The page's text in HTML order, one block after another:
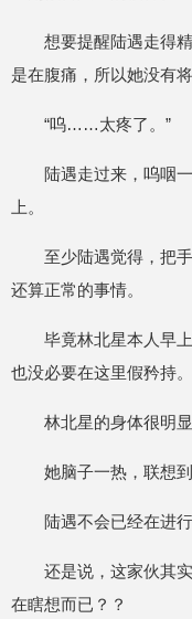
想要提醒陆遇走得
是在腹痛，所以她没有
“呜……太疼了。”
陆遇走过来，呜咽
上。
至少陆遇觉得，把
还算正常的事情。
毕竟林北星本人早
也没必要在这里假矜持。
林北星的身体很明
她脑子一热，联想
陆遇不会已经在进
还是说，这家伙其
在瞎想而已？？